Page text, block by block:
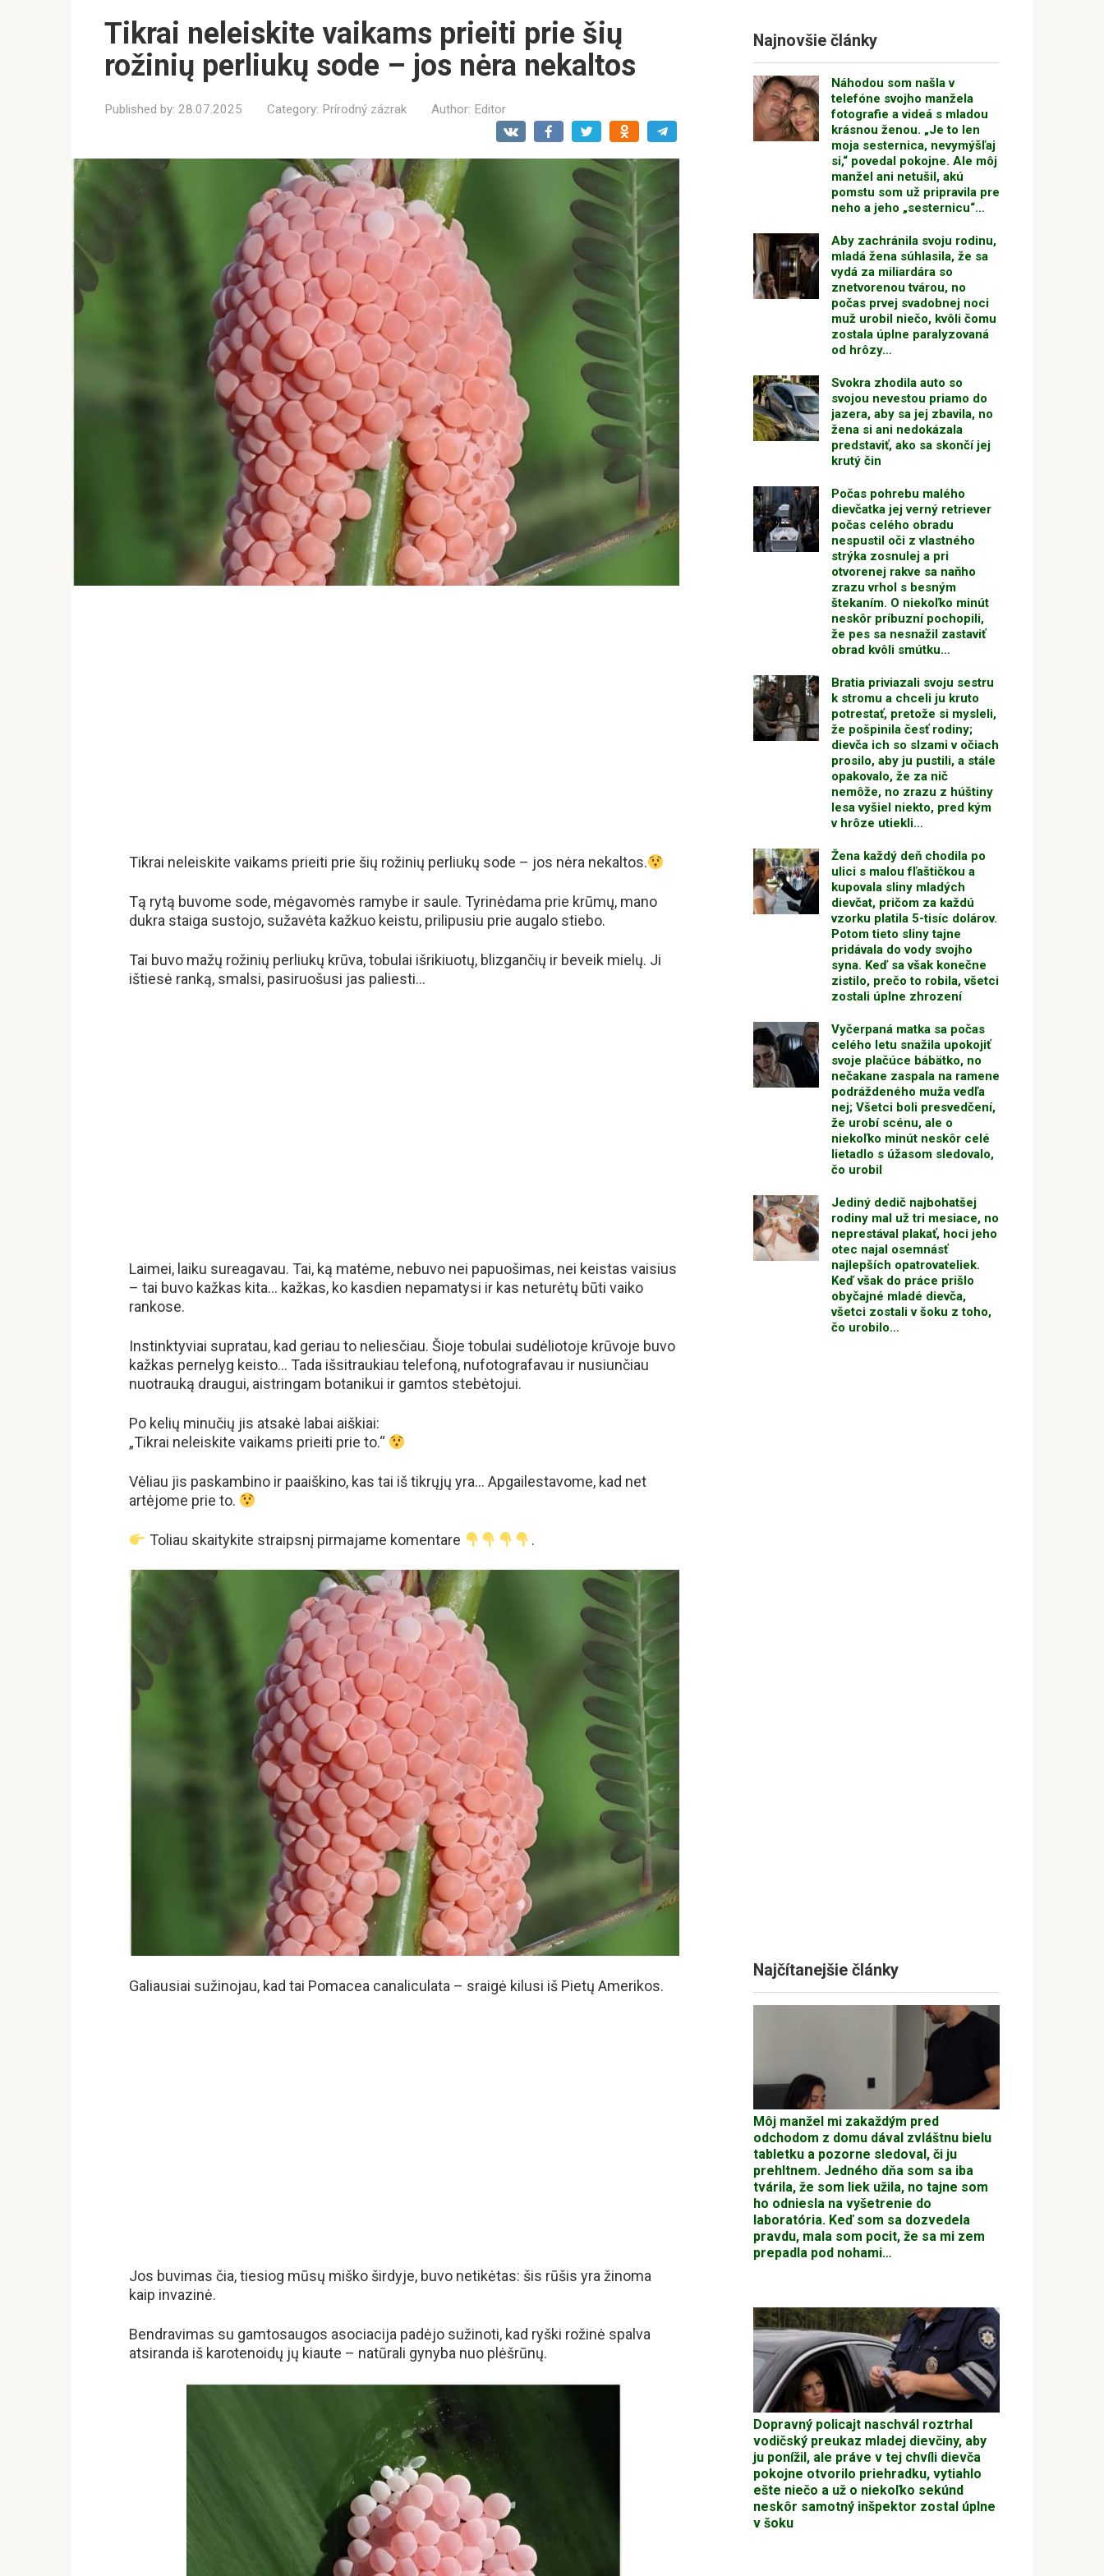
Tikrai neleiskite vaikams prieiti prie šių
rožinių perliukų sode – jos nėra nekaltos
Published by: 28.07.2025 Category: Prírodný zázrak Author: Editor
Tikrai neleiskite vaikams prieiti prie šių rožinių perliukų sode – jos nėra nekaltos.
Tą rytą buvome sode, mėgavomės ramybe ir saule. Tyrinėdama prie krūmų, mano
dukra staiga sustojo, sužavėta kažkuo keistu, prilipusiu prie augalo stiebo.
Tai buvo mažų rožinių perliukų krūva, tobulai išrikiuotų, blizgančių ir beveik mielų. Ji
ištiesė ranką, smalsi, pasiruošusi jas paliesti…
Laimei, laiku sureagavau. Tai, ką matėme, nebuvo nei papuošimas, nei keistas vaisius
– tai buvo kažkas kita… kažkas, ko kasdien nepamatysi ir kas neturėtų būti vaiko
rankose.
Instinktyviai supratau, kad geriau to neliesčiau. Šioje tobulai sudėliotoje krūvoje buvo
kažkas pernelyg keisto… Tada išsitraukiau telefoną, nufotografavau ir nusiunčiau
nuotrauką draugui, aistringam botanikui ir gamtos stebėtojui.
Po kelių minučių jis atsakė labai aiškiai:
„Tikrai neleiskite vaikams prieiti prie to.“
Vėliau jis paskambino ir paaiškino, kas tai iš tikrųjų yra… Apgailestavome, kad net
artėjome prie to.
Toliau skaitykite straipsnį pirmajame komentare .
Galiausiai sužinojau, kad tai Pomacea canaliculata – sraigė kilusi iš Pietų Amerikos.
Jos buvimas čia, tiesiog mūsų miško širdyje, buvo netikėtas: šis rūšis yra žinoma
kaip invazinė.
Bendravimas su gamtosaugos asociacija padėjo sužinoti, kad ryški rožinė spalva
atsiranda iš karotenoidų jų kiaute – natūrali gynyba nuo plėšrūnų.
Najnovšie články
Náhodou som našla v
telefóne svojho manžela
fotografie a videá s mladou
krásnou ženou. „Je to len
moja sesternica, nevymýšľaj
si,“ povedal pokojne. Ale môj
manžel ani netušil, akú
pomstu som už pripravila pre
neho a jeho „sesternicu“…
Aby zachránila svoju rodinu,
mladá žena súhlasila, že sa
vydá za miliardára so
znetvorenou tvárou, no
počas prvej svadobnej noci
muž urobil niečo, kvôli čomu
zostala úplne paralyzovaná
od hrôzy…
Svokra zhodila auto so
svojou nevestou priamo do
jazera, aby sa jej zbavila, no
žena si ani nedokázala
predstaviť, ako sa skončí jej
krutý čin
Počas pohrebu malého
dievčatka jej verný retriever
počas celého obradu
nespustil oči z vlastného
strýka zosnulej a pri
otvorenej rakve sa naňho
zrazu vrhol s besným
štekaním. O niekoľko minút
neskôr príbuzní pochopili,
že pes sa nesnažil zastaviť
obrad kvôli smútku…
Bratia priviazali svoju sestru
k stromu a chceli ju kruto
potrestať, pretože si mysleli,
že pošpinila česť rodiny;
dievča ich so slzami v očiach
prosilo, aby ju pustili, a stále
opakovalo, že za nič
nemôže, no zrazu z húštiny
lesa vyšiel niekto, pred kým
v hrôze utiekli…
Žena každý deň chodila po
ulici s malou fľaštičkou a
kupovala sliny mladých
dievčat, pričom za každú
vzorku platila 5-tisíc dolárov.
Potom tieto sliny tajne
pridávala do vody svojho
syna. Keď sa však konečne
zistilo, prečo to robila, všetci
zostali úplne zhrození
Vyčerpaná matka sa počas
celého letu snažila upokojiť
svoje plačúce bábätko, no
nečakane zaspala na ramene
podráždeného muža vedľa
nej; Všetci boli presvedčení,
že urobí scénu, ale o
niekoľko minút neskôr celé
lietadlo s úžasom sledovalo,
čo urobil
Jediný dedič najbohatšej
rodiny mal už tri mesiace, no
neprestával plakať, hoci jeho
otec najal osemnásť
najlepších opatrovateliek.
Keď však do práce prišlo
obyčajné mladé dievča,
všetci zostali v šoku z toho,
čo urobilo…
Najčítanejšie články
Môj manžel mi zakaždým pred
odchodom z domu dával zvláštnu bielu
tabletku a pozorne sledoval, či ju
prehltnem. Jedného dňa som sa iba
tvárila, že som liek užila, no tajne som
ho odniesla na vyšetrenie do
laboratória. Keď som sa dozvedela
pravdu, mala som pocit, že sa mi zem
prepadla pod nohami…
Dopravný policajt naschvál roztrhal
vodičský preukaz mladej dievčiny, aby
ju ponížil, ale práve v tej chvíli dievča
pokojne otvorilo priehradku, vytiahlo
ešte niečo a už o niekoľko sekúnd
neskôr samotný inšpektor zostal úplne
v šoku